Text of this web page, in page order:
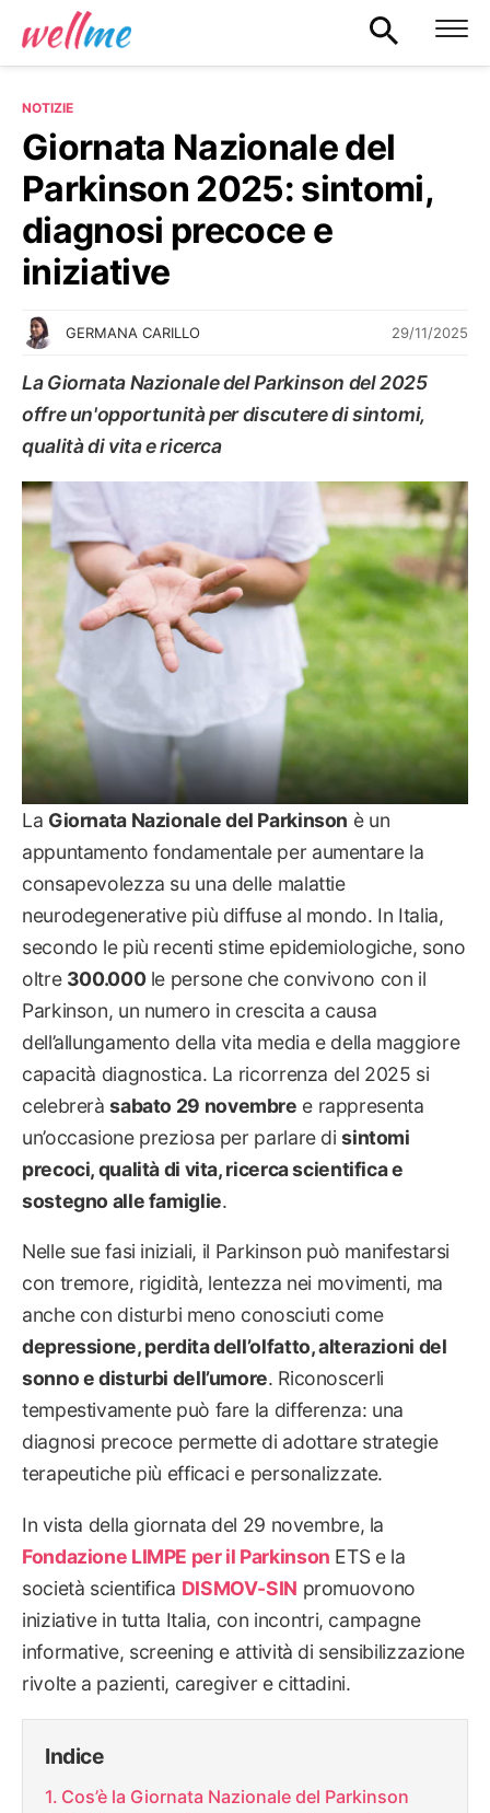
NOTIZIE
Giornata Nazionale del
Parkinson 2025: sintomi,
diagnosi precoce e
iniziative
GERMANA CARILLO 29/11/2025
La Giornata Nazionale del Parkinson del 2025
offre un'opportunità per discutere di sintomi,
qualità di vita e ricerca
NOTIZIE
La Giornata Nazionale del Parkinson è un
appuntamento fondamentale per aumentare la
consapevolezza su una delle malattie
neurodegenerative più diffuse al mondo. In Italia,
secondo le più recenti stime epidemiologiche, sono
oltre 300.000le persone che convivono con il
Parkinson, un numero in crescita a causa
dell’allungamento della vita media e della maggiore
capacità diagnostica. La ricorrenza del 2025 si
celebreràsabato 29 novembre e rappresenta
un’occasione preziosa per parlare disintomi
precoci, qualità di vita, ricerca scientifica e
sostegno alle famiglie.
Nelle sue fasi iniziali, il Parkinson può manifestarsi
con tremore, rigidità, lentezza nei movimenti, ma
anche con disturbi meno conosciuti come
depressione, perdita dell’olfatto, alterazioni del
sonno e disturbi dell’umore. Riconoscerli
tempestivamente può fare la differenza: una
diagnosi precoce permette di adottare strategie
terapeutiche più efficaci e personalizzate.
In vista della giornata del 29 novembre, la
Fondazione LIMPE per il Parkinson ETS e la
società scientifica DISMOV-SIN promuovono
iniziative in tutta Italia, con incontri, campagne
informative, screening e attività di sensibilizzazione
rivolte a pazienti, caregiver e cittadini.
Indice
Cos’è la Giornata Nazionale del Parkinson